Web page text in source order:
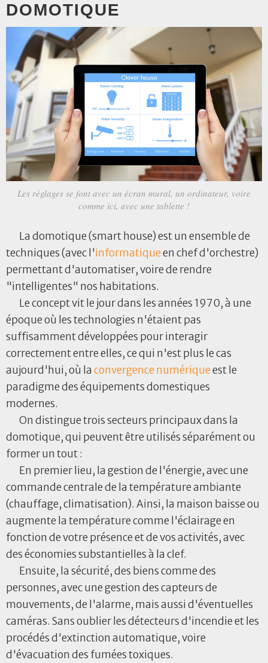
DOMOTIQUE
Les règlages se font avec un écran mural, un ordinateur, voire
comme ici, avec une tablette !
La domotique (smart house) est un ensemble de
techniques (avec l'informatiqueen chef d'orchestre)
permettant d'automatiser, voire de rendre
"intelligentes" nos habitations.
Le concept vit le jour dans les années 1970, à une
époque où les technologies n'étaient pas
suffisamment développées pour interagir
correctement entre elles, ce qui n'est plus le cas
aujourd'hui, où la convergence numériqueest le
paradigme des équipements domestiques
modernes.
On distingue trois secteurs principaux dans la
domotique, qui peuvent être utilisés séparément ou
former un tout :
En premier lieu, la gestion de l'énergie, avec une
commande centrale de la température ambiante
(chauffage, climatisation). Ainsi, la maison baisse ou
augmente la température comme l'éclairage en
fonction de votre présence et de vos activités, avec
des économies substantielles à la clef.
Ensuite, la sécurité, des biens comme des
personnes, avec une gestion des capteurs de
mouvements, de l'alarme, mais aussi d'éventuelles
caméras. Sans oublier les détecteurs d'incendie et les
procédés d'extinction automatique, voire
d'évacuation des fumées toxiques.